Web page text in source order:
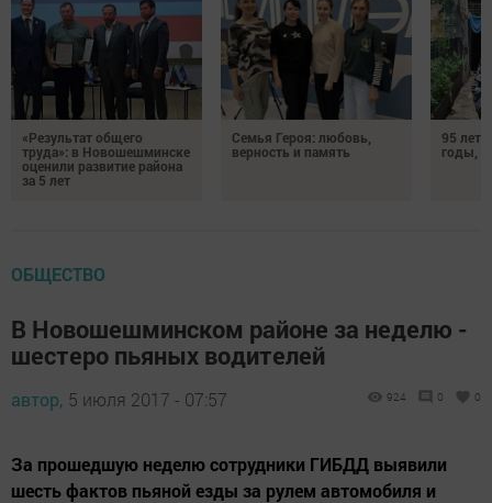
«Результат общего
труда»: в Новошешминске
оценили развитие района
за 5 лет
Семья Героя: любовь,
верность и память
95 лет
годы,
ОБЩЕСТВО
В Новошешминском районе за неделю -
шестеро пьяных водителей
автор, 5 июля 2017 - 07:57 924 0 0
За прошедшую неделю сотрудники ГИБДД выявили
шесть фактов пьяной езды за рулем автомобиля и